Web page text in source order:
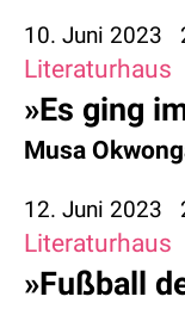
10. Juni 2023
Literaturhaus
»Es ging
Musa
12. Juni 2023
Literaturhaus
»Fußball